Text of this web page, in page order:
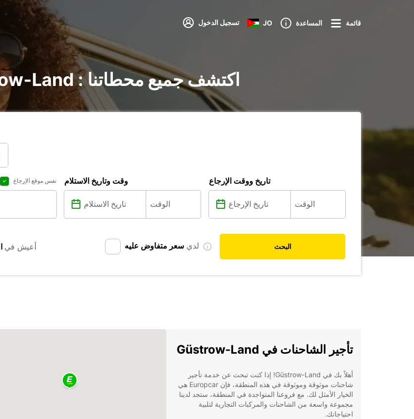
تسجيل الدخول JO المساعدة قائمة
تأجير السيارات في Güstrow-Land : اكتشف جميع محطاتنا
نفس موقع الإرجاع وقت وتاريخ الاستلام تاريخ ووقت الإرجاع
أعيش في لدي سعر متفاوض عليه البحث
تأجير الشاحنات في Güstrow-Land
أهلاً بك في Güstrow-Land! إذا كنت تبحث عن خدمة تأجير
شاحنات موثوقة وموثوقة في هذه المنطقة، فإن Europcar هي
الخيار الأمثل لك. مع فروعنا المتواجدة في المنطقة، ستجد لدينا
مجموعة واسعة من الشاحنات والمركبات التجارية لتلبية
احتياجاتك.